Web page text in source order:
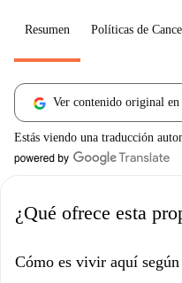
Resumen Políticas de
Ver contenido original en
Estás viendo una traducción
¿Qué ofrece esta
Cómo es vivir aquí